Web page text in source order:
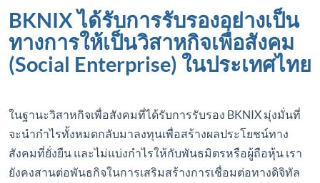
BKNIX ได้รับการรับรองอย่างเป็น
ทางการให้เป็นวิสาหกิจเพื่อสังคม
(Social Enterprise) ในประเทศไทย
ในฐานะวิสาหกิจเพื่อสังคมที่ได้รับการรับรอง BKNIX มุ่งมั่นที่
จะนำกำไรทั้งหมดกลับมาลงทุนเพื่อสร้างผลประโยชน์ทาง
สังคมที่ยั่งยืน และไม่แบ่งกำไรให้กับพันธมิตรหรือผู้ถือหุ้น เรา
ยังคงสานต่อพันธกิจในการเสริมสร้างการเชื่อมต่อทางดิจิทัล